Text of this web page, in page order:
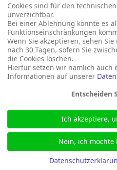
Neueste Beiträge
Spanferkelessen SoVD
03. August 2026
Yoga am Abend
16. Juli 2026
Yoga am Vormittag
Jumping Fitness Intervall
Jumping Fitness Erwachsene
Cookies sind für den
unverzichtbar.
Bei einer Ablehnung könnte es
Funktionseinschränkungen
Wenn Sie akzeptieren, sehen
nach 30 Tagen, sofern Sie
die Cookies löschen.
Hierfür setzen wir nämlich auch
Informationen auf unserer
Entscheiden
Ich akzeptiere,
Nein, ich möchte